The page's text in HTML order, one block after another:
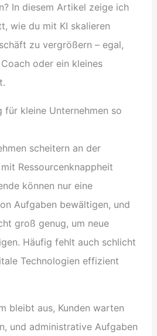
In diesem Artikel zeige ich
wie du mit KI skalieren
zu vergrößern – egal,
oder ein kleines
für kleine Unternehmen so
scheitern an der
Ressourcenknappheit
können nur eine
Aufgaben bewältigen, und
groß genug, um neue
Häufig fehlt auch schlicht
Technologien effizient
bleibt aus, Kunden warten
und administrative Aufgaben